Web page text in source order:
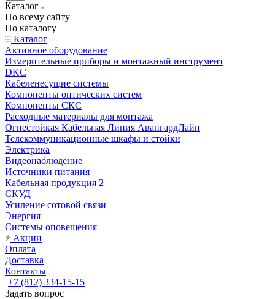
Каталог
По всему сайту
По каталогу
Каталог
Активное оборудование
Измерительные приборы и монтажный инструмент
DKC
Кабеленесущие системы
Компоненты оптических систем
Компоненты СКС
Расходные материалы для монтажа
Огнестойкая Кабельная Линия АвангардЛайн
Телекоммуникационные шкафы и стойки
Электрика
Видеонаблюдение
Источники питания
Кабельная продукция 2
СКУД
Усиление сотовой связи
Энергия
Системы оповещения
Акции
Оплата
Доставка
Контакты
+7 (812) 334-15-15
Задать вопрос